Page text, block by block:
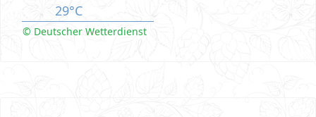
29°C
© Deutscher Wetterdienst